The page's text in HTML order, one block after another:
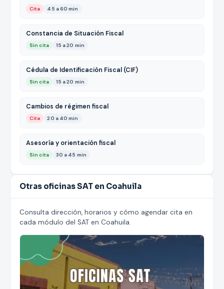
Cita 45 a 60 min
Constancia de Situación Fiscal
Sin cita 15 a 20 min
Cédula de Identificación Fiscal (CIF)
Sin cita 15 a 20 min
Cambios de régimen fiscal
Cita 20 a 40 min
Asesoría y orientación fiscal
Sin cita 30 a 45 min
Otras oficinas SAT en Coahuila
Consulta dirección, horarios y cómo agendar cita en
cada módulo del SAT en Coahuila.